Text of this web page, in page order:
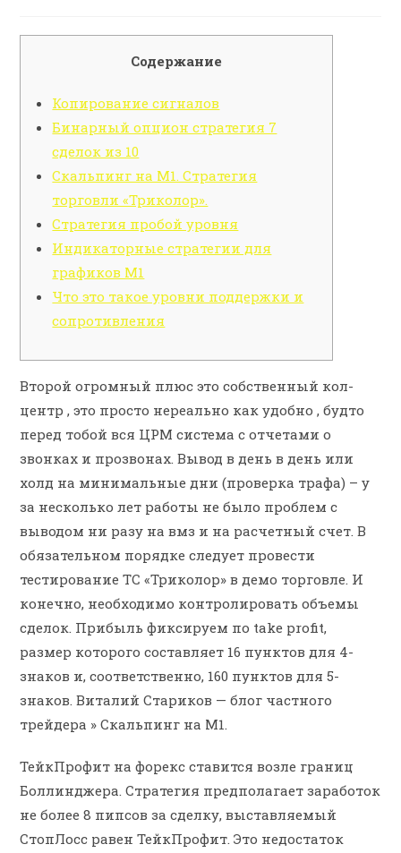
Содержание
Копирование сигналов
Бинарный опцион стратегия 7
сделок из 10
Скальпинг на М1. Стратегия
торговли «Триколор».
Стратегия пробой уровня
Индикаторные стратегии для
графиков М1
Что это такое уровни поддержки и
сопротивления
Второй огромный плюс это собственный кол-
центр , это просто нереально как удобно , будто
перед тобой вся ЦРМ система с отчетами о
звонках и прозвонах. Вывод в день в день или
холд на минимальные дни (проверка трафа) – у
за несколько лет работы не было проблем с
выводом ни разу на вмз и на расчетный счет. В
обязательном порядке следует провести
тестирование ТС «Триколор» в демо торговле. И
конечно, необходимо контролировать объемы
сделок. Прибыль фиксируем по take profit,
размер которого составляет 16 пунктов для 4-
знаков и, соответственно, 160 пунктов для 5-
знаков. Виталий Стариков — блог частного
трейдера » Скальпинг на М1.
ТейкПрофит на форекс ставится возле границ
Боллинджера. Стратегия предполагает заработок
не более 8 пипсов за сделку, выставляемый
СтопЛосс равен ТейкПрофит. Это недостаток